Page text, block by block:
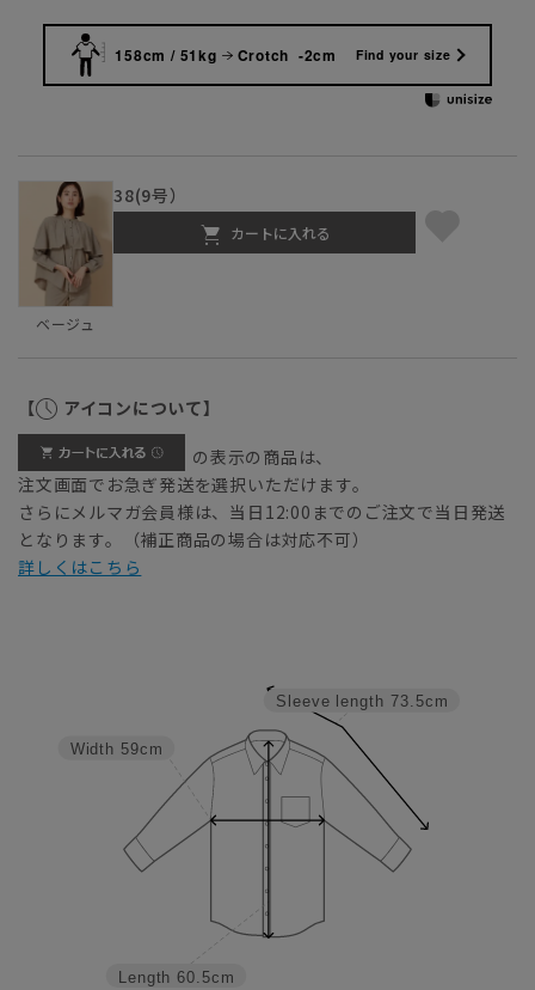
158cm / 51kg Crotch -2cm Find your size
ベージュ
38(9号）
カートに入れる
【 アイコンについて】
の表示の商品は、
注文画面でお急ぎ発送を選択いただけます。
さらにメルマガ会員様は、当日12:00までのご注文で当日発送
となります。（補正商品の場合は対応不可）
詳しくはこちら
Sleeve length 73.5cm
Length 60.5cm
Width 59cm